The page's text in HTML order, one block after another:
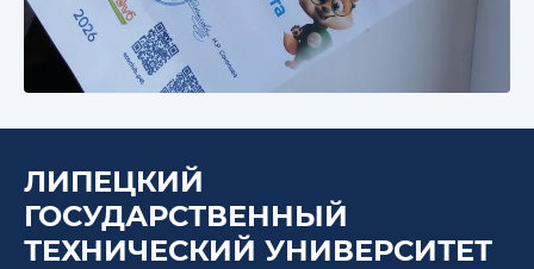
ЛИПЕЦКИЙ
ГОСУДАРСТВЕННЫЙ
ТЕХНИЧЕСКИЙ УНИВЕРСИТЕТ